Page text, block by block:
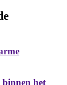
het